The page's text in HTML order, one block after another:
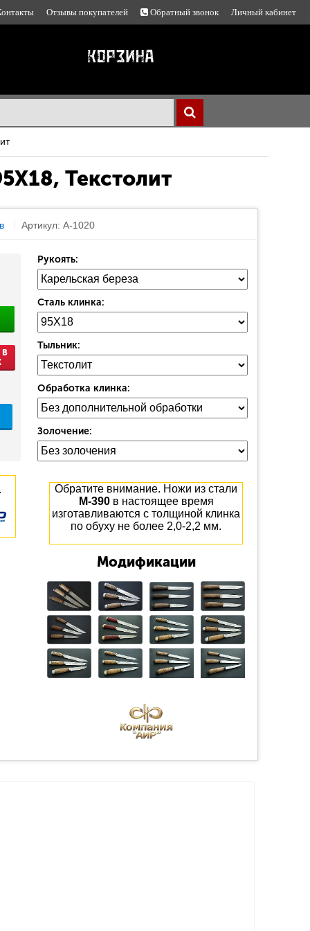
Отзывы покупателей Обратный звонок Личный кабинет
Текстолит
Артикул: A-1020
В
Рукоять:
Сталь клинка:
Тыльник:
Обработка клинка:
Золочение:
Обратите внимание. Ножи из стали
М-390в настоящее время
изготавливаются с толщиной клинка
по обуху не более 2,0-2,2 мм.
Модификации